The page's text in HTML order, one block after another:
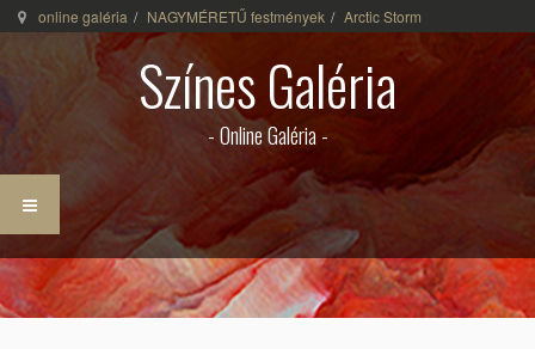
online galéria NAGYMÉRETŰ festmények Arctic Storm
Színes Galéria
- Online Galéria -